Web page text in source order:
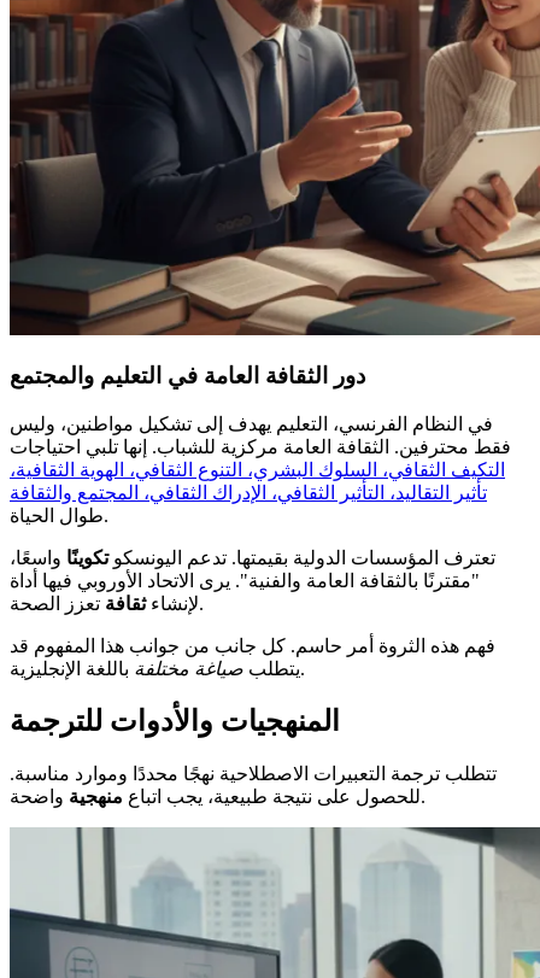
دور الثقافة العامة في التعليم والمجتمع
في النظام الفرنسي، التعليم يهدف إلى تشكيل مواطنين، وليس
فقط محترفين. الثقافة العامة مركزية للشباب. إنها تلبي احتياجات
التكيف الثقافي، السلوك البشري، التنوع الثقافي، الهوية الثقافية،
تأثير التقاليد، التأثير الثقافي، الإدراك الثقافي، المجتمع والثقافة
طوال الحياة.
تعترف المؤسسات الدولية بقيمتها. تدعم اليونسكوتكوينًا واسعًا،
"مقترنًا بالثقافة العامة والفنية". يرى الاتحاد الأوروبي فيها أداة
لإنشاءثقافة تعزز الصحة.
فهم هذه الثروة أمر حاسم. كل جانب من جوانب هذا المفهوم قد
يتطلب صياغة مختلفة باللغة الإنجليزية.
المنهجيات والأدوات للترجمة
تتطلب ترجمة التعبيرات الاصطلاحية نهجًا محددًا وموارد مناسبة.
للحصول على نتيجة طبيعية، يجب اتباع منهجية واضحة.